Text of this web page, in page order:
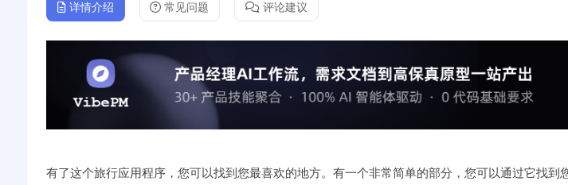
详情介绍 常见问题 评论建议
有了这个旅行应用程序，您可以找到您最喜欢的地方。有一个非常简单的部分，您可以通过它找到